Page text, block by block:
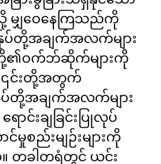
မျှဝေနေကြသည်ကို
ပ်တို့အချက်အလက်များ
တို့၏ဝက်ဘ်ဆိုက်များကို
၎င်းတို့အတွက်
တို့အချက်အလက်များ
ာင်းချခြင်းပြုလုပ်
စည်းမျဉ်းများကို
တခါတရံတွင် ယင်း